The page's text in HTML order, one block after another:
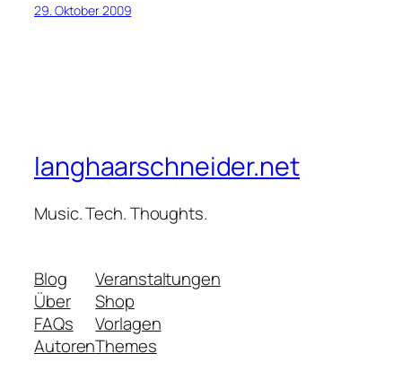
29. Oktober 2009
langhaarschneider.net
Music. Tech. Thoughts.
Blog
Über
FAQs
Autoren
Veranstaltungen
Shop
Vorlagen
Themes